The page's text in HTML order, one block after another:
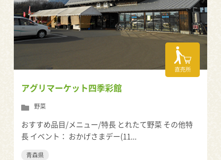
直売所
アグリマーケット四季彩館
野菜
おすすめ品目/メニュー/特長 とれたて野菜 その他特
長 イベント： おかげさまデー(11...
青森県